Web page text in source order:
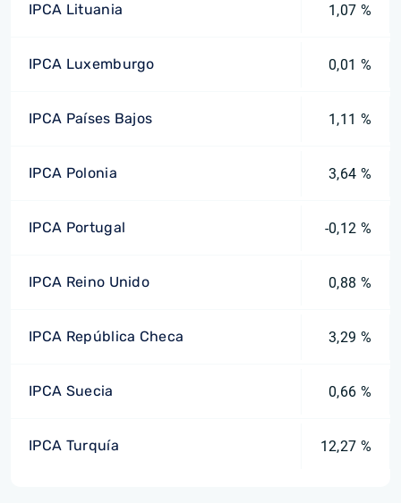
IPCA Lituania 1,07 %
IPCA Luxemburgo 0,01 %
IPCA Países Bajos 1,11 %
IPCA Polonia 3,64 %
IPCA Portugal -0,12 %
IPCA Reino Unido 0,88 %
IPCA República Checa 3,29 %
IPCA Suecia 0,66 %
IPCA Turquía 12,27 %